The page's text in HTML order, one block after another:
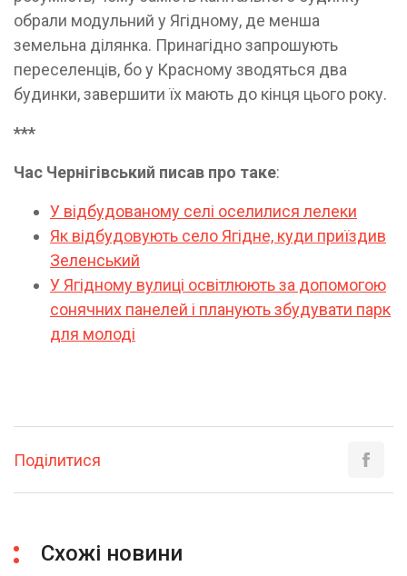
обрали модульний у Ягідному, де менша
земельна ділянка. Принагідно запрошують
переселенців, бо у Красному зводяться два
будинки, завершити їх мають до кінця цього року.
***
Час Чернігівський писав про таке:
У відбудованому селі оселилися лелеки
Як відбудовують село Ягідне, куди приїздив
Зеленський
У Ягідному вулиці освітлюють за допомогою
сонячних панелей і планують збудувати парк
для молоді
Поділитися
Схожі новини